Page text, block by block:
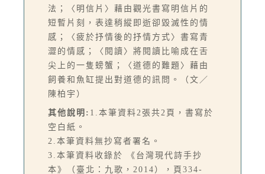
法；〈明信片〉藉由觀光書寫明信片的
短暫片刻，表達稍縱即逝卻毀滅性的情
感；〈疲於抒情後的抒情方式〉書寫青
澀的情感；〈閱讀〉將閱讀比喻成在舌
尖上的一隻螃蟹；〈道德的難題〉藉由
飼養和魚缸提出對道德的訊問。（文／
陳柏宇）
其他說明: 1.本筆資料2張共2頁，書寫於
空白紙。
2.本筆資料無抄寫者署名。
3.本筆資料收錄於 《台灣現代詩手抄
本》（臺北：九歌，2014），頁334-